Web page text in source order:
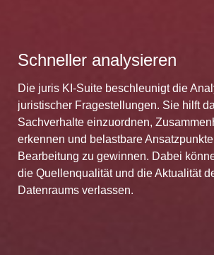
Schneller analysieren
Die juris KI-Suite beschleunigt die
juristischer Fragestellungen. Sie hilft
Sachverhalte einzuordnen,
erkennen und belastbare
Bearbeitung zu gewinnen. Dabei
die Quellenqualität und die Aktualität
Datenraums verlassen.